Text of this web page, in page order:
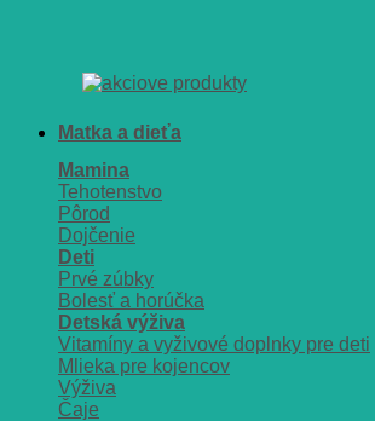
Matka a dieťa
Mamina
Tehotenstvo
Pôrod
Dojčenie
Deti
Prvé zúbky
Bolesť a horúčka
Detská výživa
Vitamíny a vyživové doplnky pre deti
Mlieka pre kojencov
Výživa
Čaje